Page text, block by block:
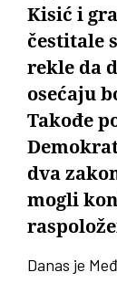
Kisić i
čestitale
rekle da
osećaju
Takođe
dva
mogli
Danas je